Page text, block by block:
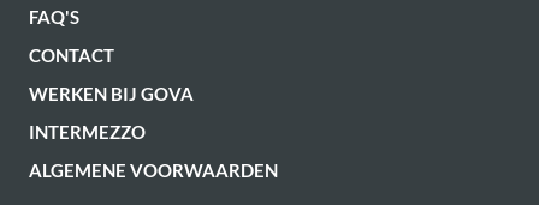
FAQ'S
CONTACT
WERKEN BIJ GOVA
INTERMEZZO
ALGEMENE VOORWAARDEN